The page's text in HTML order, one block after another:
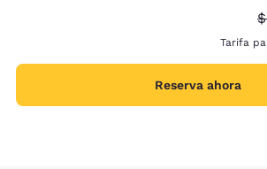
Tarifa
Reserva ahora